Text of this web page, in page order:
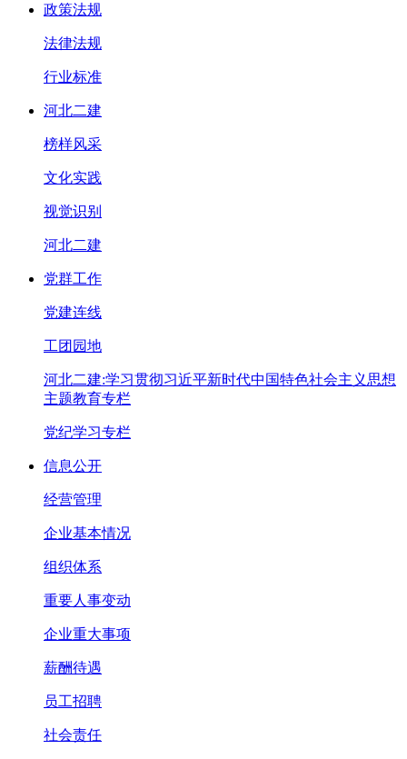
政策法规
法律法规
行业标准
河北二建
榜样风采
文化实践
视觉识别
河北二建
党群工作
党建连线
工团园地
河北二建:学习贯彻习近平新时代中国特色社会主义思想
主题教育专栏
党纪学习专栏
信息公开
经营管理
企业基本情况
组织体系
重要人事变动
企业重大事项
薪酬待遇
员工招聘
社会责任